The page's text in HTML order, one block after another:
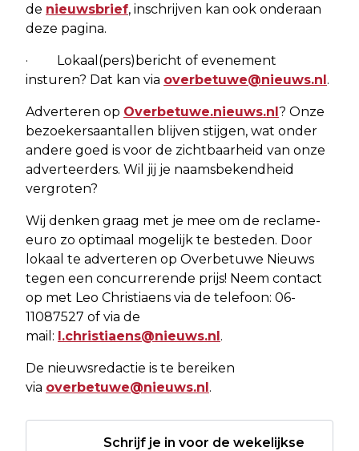
de nieuwsbrief, inschrijven kan ook onderaan
deze pagina.
· Lokaal(pers)bericht of evenement
insturen? Dat kan via overbetuwe@nieuws.nl.
Adverteren op Overbetuwe.nieuws.nl? Onze
bezoekersaantallen blijven stijgen, wat onder
andere goed is voor de zichtbaarheid van onze
adverteerders. Wil jij je naamsbekendheid
vergroten?
Wij denken graag met je mee om de reclame-
euro zo optimaal mogelijk te besteden. Door
lokaal te adverteren op Overbetuwe Nieuws
tegen een concurrerende prijs! Neem contact
op met Leo Christiaens via de telefoon: 06-
11087527 of via de
mail: l.christiaens@nieuws.nl.
De nieuwsredactie is te bereiken
via overbetuwe@nieuws.nl.
Schrijf je in voor de wekelijkse